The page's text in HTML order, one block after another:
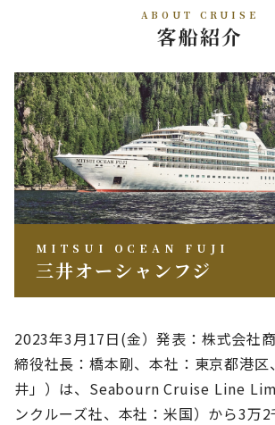
ABOUT CRUISE
客船紹介
MITSUI OCEAN FUJI
三井オーシャンフジ
2023年3月17日(金）発表：株式会社
締役社長：橋本剛、本社：東京都港区
井」）は、Seabourn Cruise Line
ンクルーズ社、本社：米国）から3万